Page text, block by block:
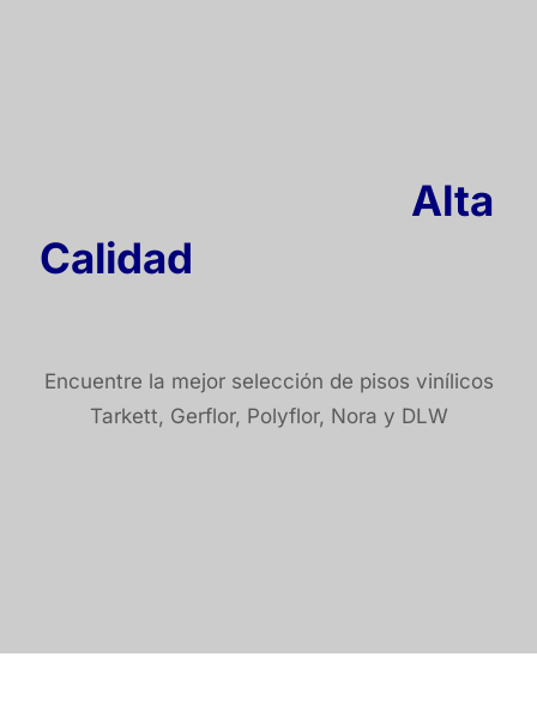
Alta
Calidad
Encuentre la mejor selección de pisos vinílicos
Tarkett, Gerflor, Polyflor, Nora y DLW